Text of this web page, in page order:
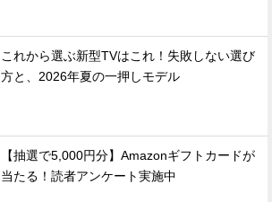
これから選ぶ新型TVはこれ！失敗しない選び
方と、2026年夏の一押しモデル
【抽選で5,000円分】Amazonギフトカードが
当たる！読者アンケート実施中